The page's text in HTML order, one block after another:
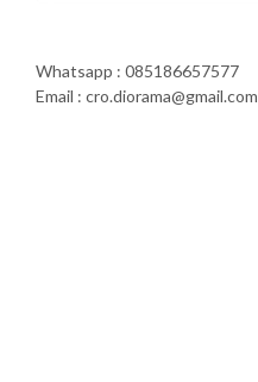
Whatsapp : 085186657577
Email : cro.diorama@gmail.com